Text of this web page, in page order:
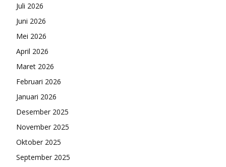
Juli 2026
Juni 2026
Mei 2026
April 2026
Maret 2026
Februari 2026
Januari 2026
Desember 2025
November 2025
Oktober 2025
September 2025